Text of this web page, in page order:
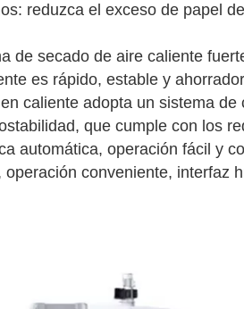
reduzca el exceso de papel
de secado de aire caliente
es rápido, estable y
caliente adopta un sistema
que cumple con los
automática, operación fácil y
operación conveniente, interfaz